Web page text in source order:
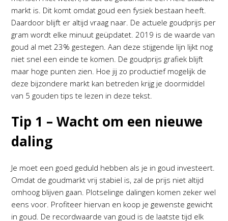
markt is. Dit komt omdat goud een fysiek bestaan heeft.
Daardoor blijft er altijd vraag naar. De actuele goudprijs per
gram wordt elke minuut geüpdatet. 2019 is de waarde van
goud al met 23% gestegen. Aan deze stijgende lijn lijkt nog
niet snel een einde te komen. De goudprijs grafiek blijft
maar hoge punten zien. Hoe jij zo productief mogelijk de
deze bijzondere markt kan betreden krijg je doormiddel
van 5 gouden tips te lezen in deze tekst.
Tip 1 – Wacht om een nieuwe
daling
Je moet een goed geduld hebben als je in goud investeert.
Omdat de goudmarkt vrij stabiel is, zal de prijs niet altijd
omhoog blijven gaan. Plotselinge dalingen komen zeker wel
eens voor. Profiteer hiervan en koop je gewenste gewicht
in goud. De recordwaarde van goud is de laatste tijd elk